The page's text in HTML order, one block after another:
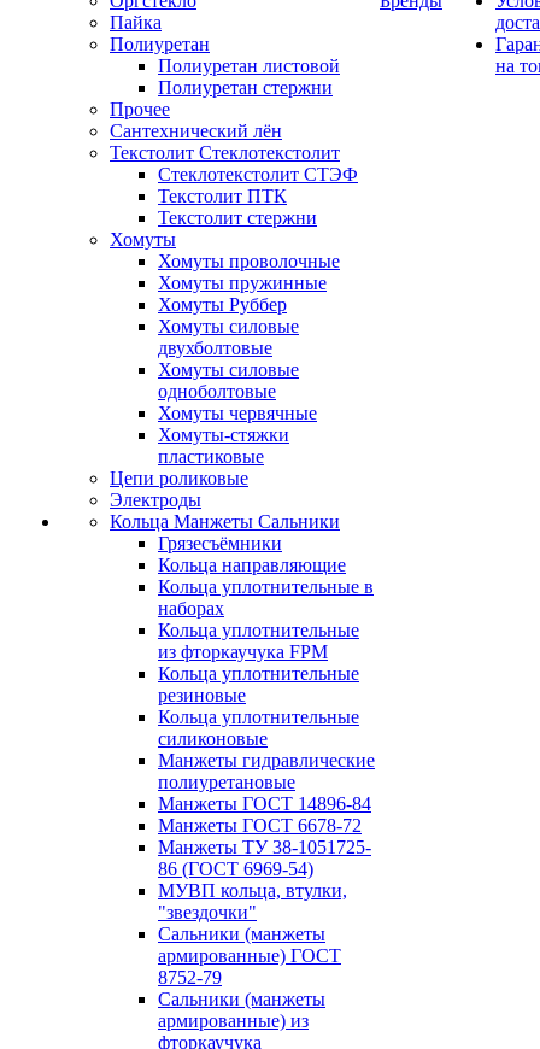
Пайка
Полиуретан
Полиуретан листовой
Полиуретан стержни
Прочее
Сантехнический лён
Текстолит Стеклотекстолит
Стеклотекстолит СТЭФ
Текстолит ПТК
Текстолит стержни
Хомуты
Хомуты проволочные
Хомуты пружинные
Хомуты Руббер
Хомуты силовые
двухболтовые
Хомуты силовые
одноболтовые
Хомуты червячные
Хомуты-стяжки
пластиковые
Цепи роликовые
Электроды
Кольца Манжеты Сальники
Грязесъёмники
Кольца направляющие
Кольца уплотнительные в
наборах
Кольца уплотнительные
из фторкаучука FPM
Кольца уплотнительные
резиновые
Кольца уплотнительные
силиконовые
Манжеты гидравлические
полиуретановые
Манжеты ГОСТ 14896-84
Манжеты ГОСТ 6678-72
Манжеты ТУ 38-1051725-
86 (ГОСТ 6969-54)
МУВП кольца, втулки,
"звездочки"
Сальники (манжеты
армированные) ГОСТ
8752-79
Сальники (манжеты
армированные) из
фторкаучука
на